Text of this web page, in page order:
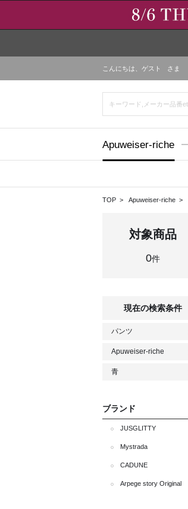
こんにちは、 ゲスト さま
Apuweiser-riche
TOP Apuweiser-riche
対象商品
0件
現在の検索条件
パンツ
Apuweiser-riche
青
ブランド
JUSGLITTY
Mystrada
CADUNE
Arpege story Original